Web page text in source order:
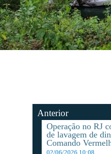
Anterior
Operação no RJ
de lavagem de
Comando